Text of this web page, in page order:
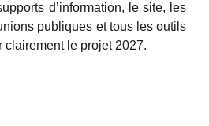
d’information, le site, les
publiques et tous les outils
clairement le projet 2027.